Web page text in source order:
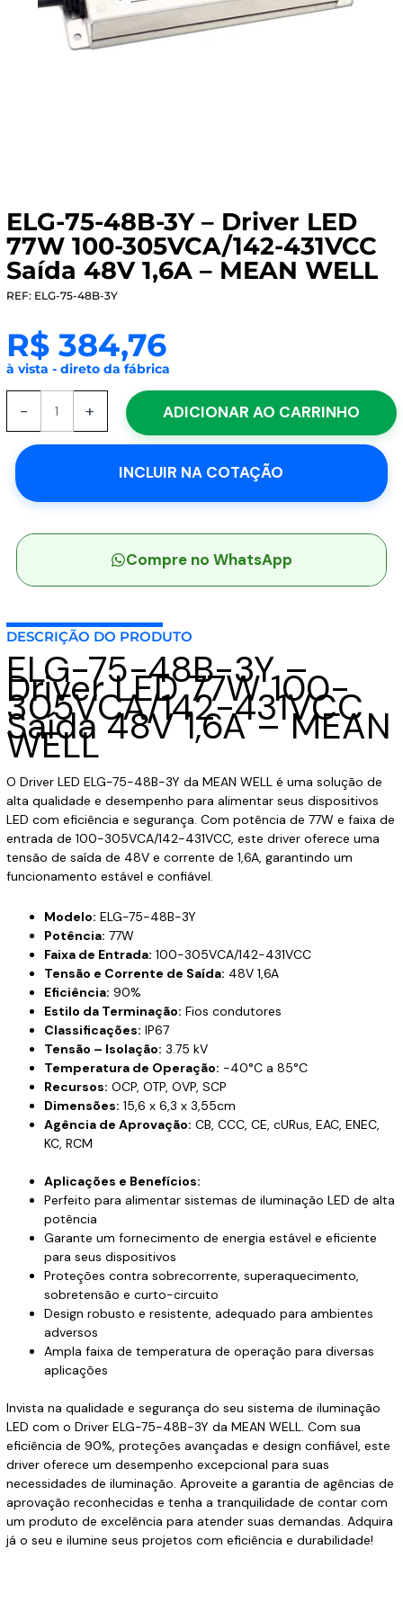
ELG-75-48B-3Y – Driver LED
77W 100-305VCA/142-431VCC
Saída 48V 1,6A – MEAN WELL
REF: ELG-75-48B-3Y
R$384,76
à vista - direto da fábrica
-
3Y
Driver
77W
305VCA/142-
48V
1,6A
-
MEAN
WELL
quantidade
+ ADICIONAR AO CARRINHO
INCLUIR NA COTAÇÃO
Compre no WhatsApp
DESCRIÇÃO DO PRODUTO
ELG-75-48B-3Y –
Driver LED 77W 100-
305VCA/142-431VCC
Saída 48V 1,6A – MEAN
WELL
O Driver LED ELG-75-48B-3Y da MEAN WELL é uma solução de
alta qualidade e desempenho para alimentar seus dispositivos
LED com eficiência e segurança. Com potência de 77W e faixa de
entrada de 100-305VCA/142-431VCC, este driver oferece uma
tensão de saída de 48V e corrente de 1,6A, garantindo um
funcionamento estável e confiável.
Modelo: ELG-75-48B-3Y
Potência: 77W
Faixa de Entrada: 100-305VCA/142-431VCC
Tensão e Corrente de Saída: 48V 1,6A
Eficiência: 90%
Estilo da Terminação: Fios condutores
Classificações: IP67
Tensão – Isolação: 3.75 kV
Temperatura de Operação: -40°C a 85°C
Recursos: OCP, OTP, OVP, SCP
Dimensões: 15,6 x 6,3 x 3,55cm
Agência de Aprovação: CB, CCC, CE, cURus, EAC, ENEC,
KC, RCM
Aplicações e Benefícios:
Perfeito para alimentar sistemas de iluminação LED de alta
potência
Garante um fornecimento de energia estável e eficiente
para seus dispositivos
Proteções contra sobrecorrente, superaquecimento,
sobretensão e curto-circuito
Design robusto e resistente, adequado para ambientes
adversos
Ampla faixa de temperatura de operação para diversas
aplicações
Invista na qualidade e segurança do seu sistema de iluminação
LED com o Driver ELG-75-48B-3Y da MEAN WELL. Com sua
eficiência de 90%, proteções avançadas e design confiável, este
driver oferece um desempenho excepcional para suas
necessidades de iluminação. Aproveite a garantia de agências de
aprovação reconhecidas e tenha a tranquilidade de contar com
um produto de excelência para atender suas demandas. Adquira
já o seu e ilumine seus projetos com eficiência e durabilidade!